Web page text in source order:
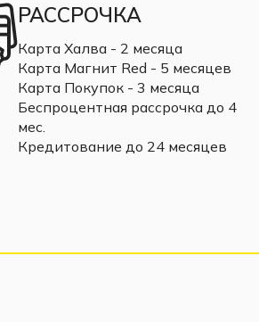
РАССРОЧКА
Карта Халва - 2 месяца
Карта Магнит Red - 5 месяцев
Карта Покупок - 3 месяца
Беспроцентная рассрочка до 4
мес.
Кредитование до 24 месяцев